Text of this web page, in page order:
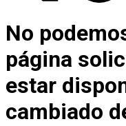
No
página
estar
cambiado